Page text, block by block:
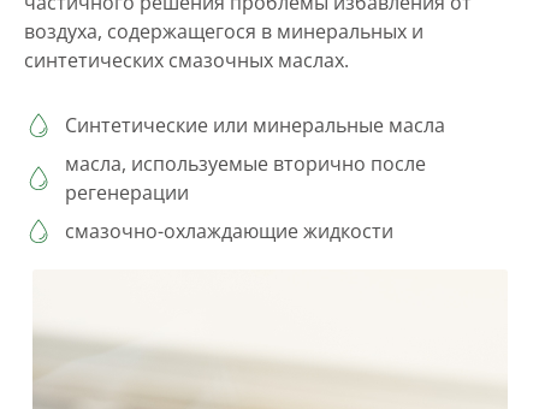
воздуха, содержащегося в минеральных и
синтетических смазочных маслах.
Синтетические или минеральные масла
масла, используемые вторично после
регенерации
смазочно-охлаждающие жидкости